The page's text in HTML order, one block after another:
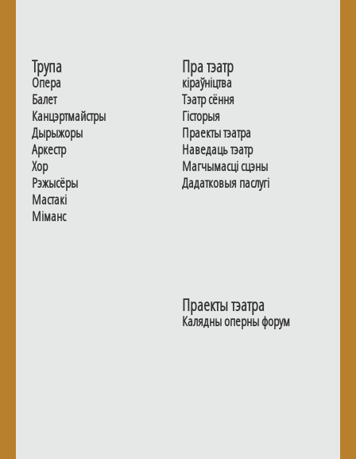
Трупа
Опера
Балет
Канцэртмайстры
Дырыжоры
Аркестр
Хор
Рэжысёры
Мастакі
Мiманс
Пра тэатр
кіраўніцтва
Тэатр сёння
Гiсторыя
Праекты тэатра
Наведаць тэатр
Магчымасцi сцэны
Дадаткoвыя паслугi
Праекты тэатра
Калядны оперны форум